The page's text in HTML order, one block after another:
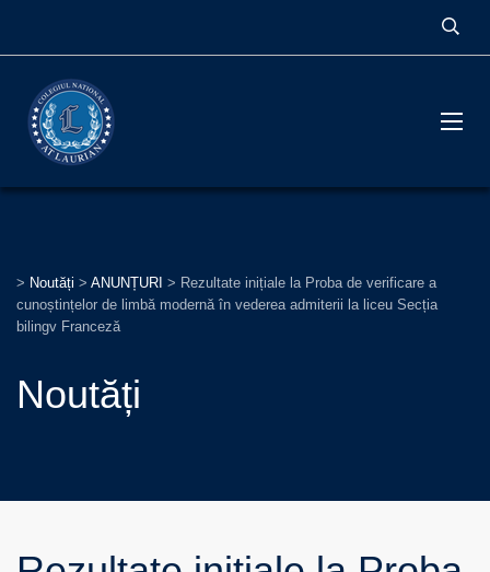
> Noutăți > ANUNȚURI > Rezultate inițiale la Proba de verificare a
cunoștințelor de limbă modernă în vederea admiterii la liceu Secția
bilingv Franceză
Noutăți